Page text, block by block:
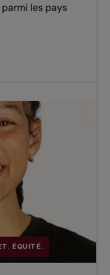
les pays
ÉQUITÉ.